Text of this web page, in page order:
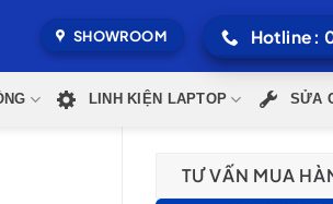
SHOWROOM Hotline:
LINH KIỆN LAPTOP SỬA
TƯ VẤN MUA